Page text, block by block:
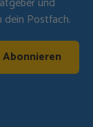
dein Postfach.
Abonnieren